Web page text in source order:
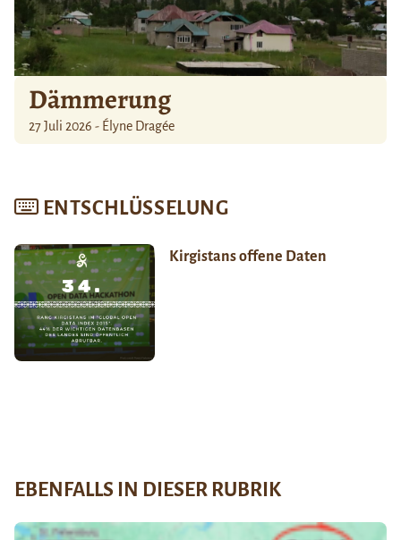
Dämmerung
27 Juli 2026 - Élyne Dragée
ENTSCHLÜSSELUNG
Kirgistans offene Daten
EBENFALLS IN DIESER RUBRIK